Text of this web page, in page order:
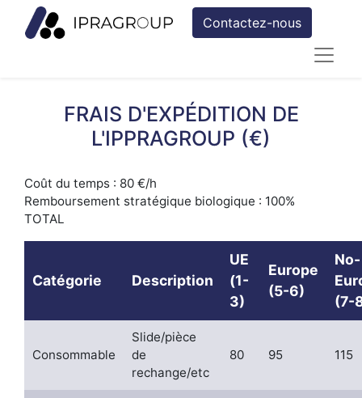
Contactez-nous
FRAIS D'EXPÉDITION DE
L'IPPRAGROUP (€)
Coût du temps : 80 €/h
Remboursement stratégique biologique : 100%
TOTAL
Catégorie Description
UE
(1-
3)
Europe
(5-6)
No-
(7-
Consommable
Slide/pièce
de
rechange/etc
80 95 115